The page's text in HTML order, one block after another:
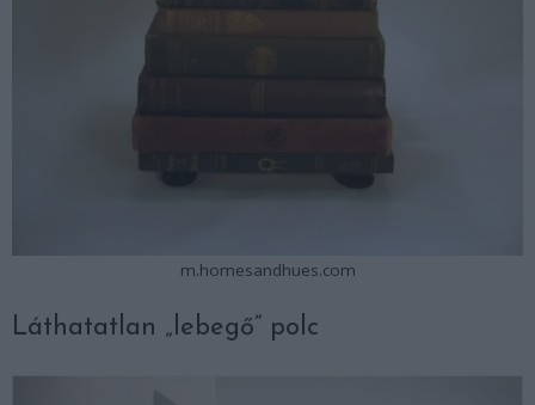
m.homesandhues.com
Láthatatlan „lebegő” polc